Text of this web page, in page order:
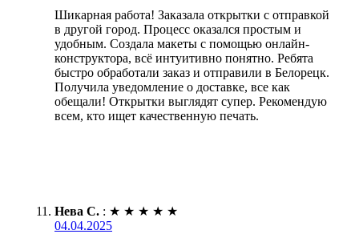
Шикарная работа! Заказала открытки с отправкой
в другой город. Процесс оказался простым и
удобным. Создала макеты с помощью онлайн-
конструктора, всё интуитивно понятно. Ребята
быстро обработали заказ и отправили в Белорецк.
Получила уведомление о доставке, все как
обещали! Открытки выглядят супер. Рекомендую
всем, кто ищет качественную печать.
Нева С. : ★ ★ ★ ★ ★
04.04.2025